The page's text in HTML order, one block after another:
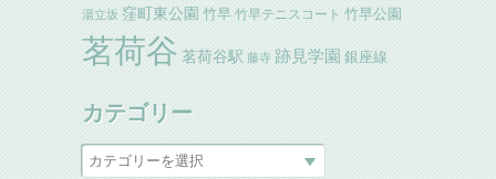
湯立坂 窪町東公園 竹早 竹早テニスコート 竹早公園
茗荷谷 茗荷谷駅 藤寺 跡見学園 銀座線
カテゴリー